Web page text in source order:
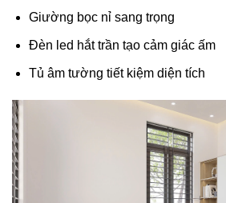
Giường bọc nỉ sang trọng
Đèn led hắt trần tạo cảm giác ấm
Tủ âm tường tiết kiệm diện tích